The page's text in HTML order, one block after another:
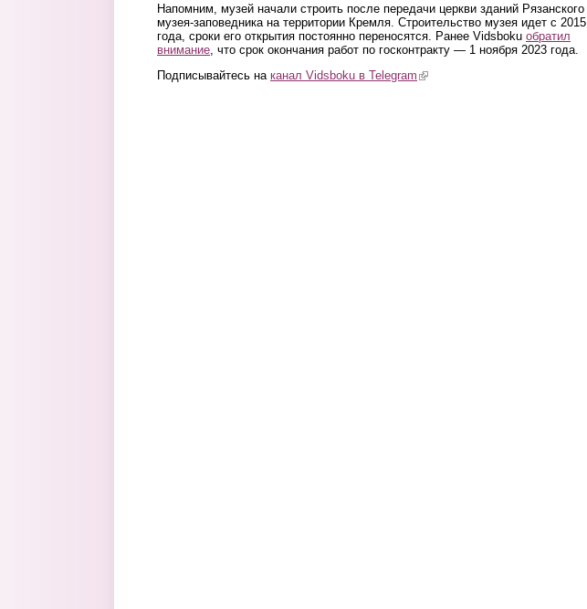
Напомним, музей начали строить после передачи церкви зданий Рязанского
музея-заповедника на территории Кремля. Строительство музея идет с 2015
года, сроки его открытия постоянно переносятся. Ранее Vidsboku обратил
внимание , что срок окончания работ по госконтракту — 1 ноября 2023 года.
Подписывайтесь на канал Vidsboku в Telegram (link is external)